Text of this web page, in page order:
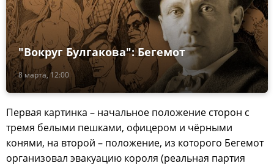
8 марта, 12:00
"Вокруг Булгакова": Бегемот
Первая картинка – начальное положение сторон с
тремя белыми пешками, офицером и чёрными
конями, на второй – положение, из которого Бегемот
организовал эвакуацию короля (реальная партия